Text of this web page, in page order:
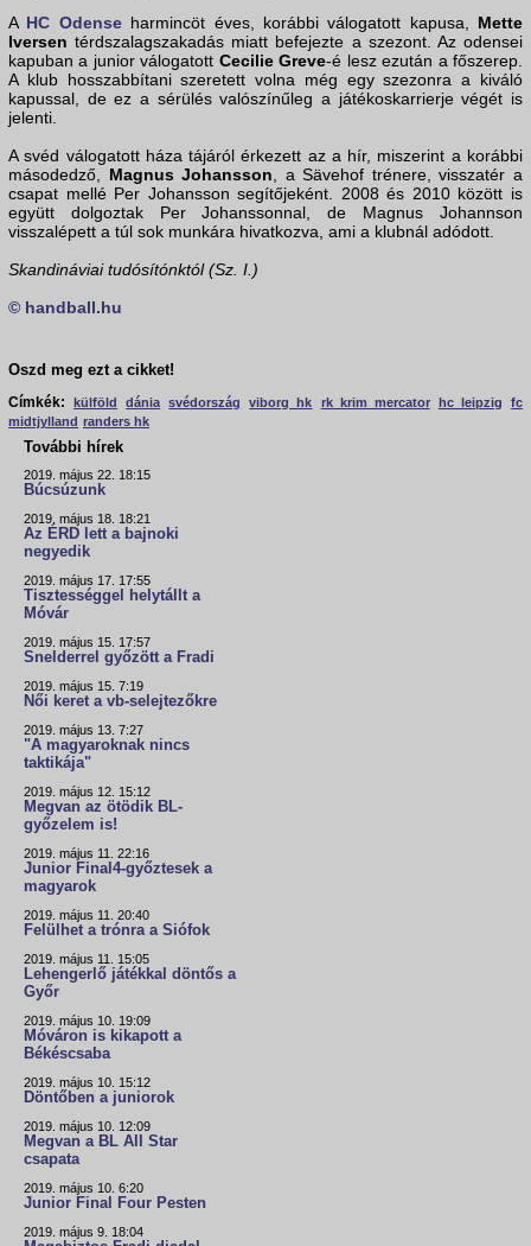
A HC Odenseharmincöt éves, korábbi válogatott kapusa, Mette
Iversen térdszalagszakadás miatt befejezte a szezont. Az odensei
kapuban a junior válogatott Cecilie Greve-é lesz ezután a főszerep.
A klub hosszabbítani szeretett volna még egy szezonra a kiváló
kapussal, de ez a sérülés valószínűleg a játékoskarrierje végét is
jelenti.
A svéd válogatott háza tájáról érkezett az a hír, miszerint a korábbi
másodedző, Magnus Johansson, a Sävehof trénere, visszatér a
csapat mellé Per Johansson segítőjeként. 2008 és 2010 között is
együtt dolgoztak Per Johanssonnal, de Magnus Johannson
visszalépett a túl sok munkára hivatkozva, ami a klubnál adódott.
Skandináviai tudósítónktól (Sz. I.)
© handball.hu
Oszd meg ezt a cikket!
Címkék:
külföld dánia svédország viborg hk rk krim mercator hc leipzig
fc
midtjylland randers hk
További hírek
2019. május 22. 18:15
Búcsúzunk
2019. május 18. 18:21
Az ÉRD lett a bajnoki
negyedik
2019. május 17. 17:55
Tisztességgel helytállt a
Móvár
2019. május 15. 17:57
Snelderrel győzött a Fradi
2019. május 15. 7:19
Női keret a vb-selejtezőkre
2019. május 13. 7:27
"A magyaroknak nincs
taktikája"
2019. május 12. 15:12
Megvan az ötödik BL-
győzelem is!
2019. május 11. 22:16
Junior Final4-győztesek a
magyarok
2019. május 11. 20:40
Felülhet a trónra a Siófok
2019. május 11. 15:05
Lehengerlő játékkal döntős a
Győr
2019. május 10. 19:09
Móváron is kikapott a
Békéscsaba
2019. május 10. 15:12
Döntőben a juniorok
2019. május 10. 12:09
Megvan a BL All Star
csapata
2019. május 10. 6:20
Junior Final Four Pesten
2019. május 9. 18:04